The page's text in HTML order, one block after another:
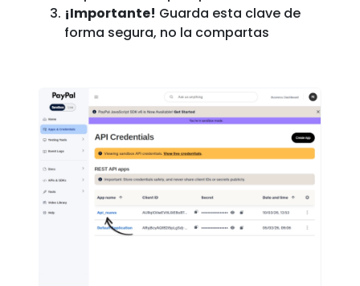
¡Importante! Guarda esta clave de
forma segura, no la compartas